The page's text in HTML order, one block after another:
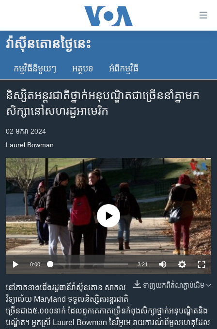
គេហទំព័រ​
ទាក់ទង
និង​
ចូល​
ទំព័រ​
ម្តង
រំលង​
និង​
ចូល​
ទៅ​
រចនា
សម្ព័ន្ធ​
រំលង​
និង​
ចូល​
កាន់​
ទំព័រ​
ស្វែង​
រក
កម្ពុជា
អន្តរជាតិ
ចិន
ទូរទស្សន៍ / វីដេអូ​
វិទ្យុ / ផតខាសថ៍
កម្មវិធីទាំងអស់
Khmer English
បណ្តាញ​សង្គម
ភាសា
វ៉ាស៊ីនតោន​ថ្ងៃ​នេះ
កម្មវិធី​នីមួយៗ អត្ថបទ​ អំពី​កម្មវិធី​
និស្សិតអន្តរជាតិថ្នាក់អនុបណ្ឌិតជាច្រើននាំគ្នាមក
សិក្សានៅសហរដ្ឋអាមេរិក
02 មករា 2024
Laurel Bowman
No media source currently available
0:00 3:21
ទាញ​យក​ពី​តំណភ្ជាប់​ដើម
នៅភាគខាងជើងរដ្ឋធានីវ៉ាស៊ីនតោន សាកល
វិទ្យាល័យ Maryland ទទួលនិស្សិតអន្តរជាតិ
ច្រើនជាង៥.០០០នាក់ ដែលពួកគេភាគច្រើនកំពុងសិក្សាថ្នាក់អនុបណ្ឌិតនិង
បណ្ឌិត។ អ្នកស្រី Laurel Bowman នៃវីអូអេ រាយការណ៍ពីមូលហេតុដែល